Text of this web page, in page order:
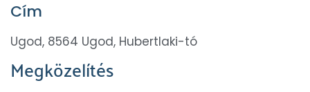
Cím
Ugod, 8564 Ugod, Hubertlaki-tó
Megközelítés